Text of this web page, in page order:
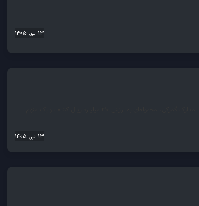
13 تیر, 1405
13 تیر, 1405